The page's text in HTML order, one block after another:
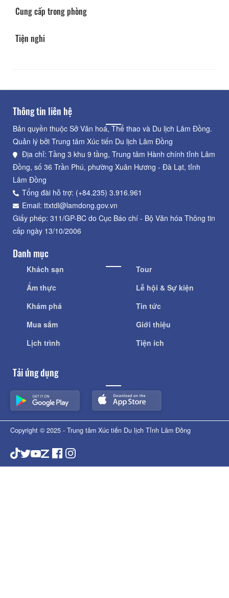
Cung cấp trong phòng
Tiện nghi
Thông tin liên hệ
Bản quyền thuộc Sở Văn hoá, Thể thao và Du lịch Lâm Đồng.
Quản lý bởi Trung tâm Xúc tiến Du lịch Lâm Đồng
Địa chỉ: Tầng 3 khu 9 tầng, Trung tâm Hành chính tỉnh Lâm
Đồng, số 36 Trần Phú, phường Xuân Hương - Đà Lạt, tỉnh
Lâm Đồng
Tổng đài hỗ trợ: (+84.235) 3.916.961
Email: ttxtdl@lamdong.gov.vn
Giấy phép: 311/GP-BC do Cục Báo chí - Bộ Văn hóa Thông tin
cấp ngày 13/10/2006
Danh mục
Khách sạn
Ẩm thực
Khám phá
Mua sắm
Lịch trình
Tour
Lễ hội & Sự kiện
Tin tức
Giới thiệu
Tiện ích
Tải ứng dụng
Copyright © 2025 - Trung tâm Xúc tiến Du lịch Tỉnh Lâm Đồng